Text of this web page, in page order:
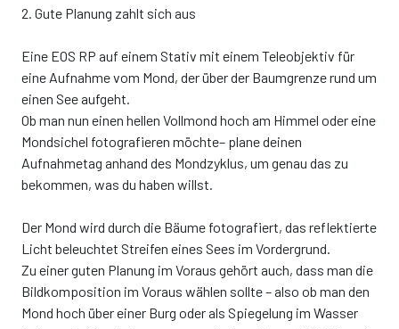
2. Gute Planung zahlt sich aus
Eine EOS RP auf einem Stativ mit einem Teleobjektiv für
eine Aufnahme vom Mond, der über der Baumgrenze rund um
einen See aufgeht.
Ob man nun einen hellen Vollmond hoch am Himmel oder eine
Mondsichel fotografieren möchte– plane deinen
Aufnahmetag anhand des Mondzyklus, um genau das zu
bekommen, was du haben willst.
Der Mond wird durch die Bäume fotografiert, das reflektierte
Licht beleuchtet Streifen eines Sees im Vordergrund.
Zu einer guten Planung im Voraus gehört auch, dass man die
Bildkomposition im Voraus wählen sollte – also ob man den
Mond hoch über einer Burg oder als Spiegelung im Wasser